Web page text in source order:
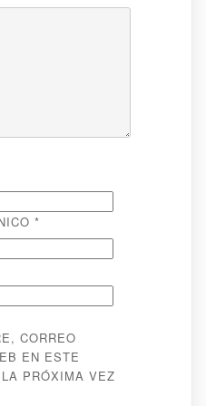
*
CORREO
EN ESTE
PRÓXIMA VEZ